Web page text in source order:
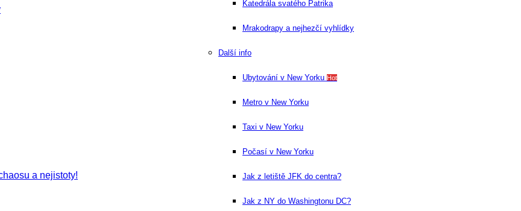
Katedrála svatého Patrika
Mrakodrapy a nejhezčí vyhlídky
Další info
Ubytování v New Yorku Hot
Metro v New Yorku
Taxi v New Yorku
Počasí v New Yorku
Jak z letiště JFK do centra?
Jak z NY do Washingtonu DC?
a nejistoty!